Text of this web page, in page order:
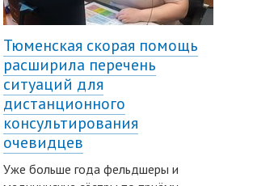
Тюменская скорая помощь
расширила перечень
ситуаций для
дистанционного
консультирования
очевидцев
Уже больше года фельдшеры и